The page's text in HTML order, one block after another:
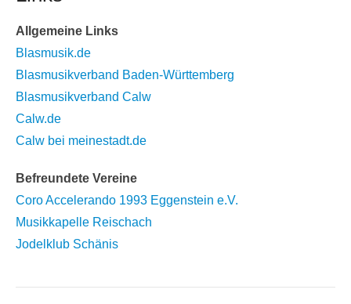
Allgemeine Links
Blasmusik.de
Blasmusikverband Baden-Württemberg
Blasmusikverband Calw
Calw.de
Calw bei meinestadt.de
Befreundete Vereine
Coro Accelerando 1993 Eggenstein e.V.
Musikkapelle Reischach
Jodelklub Schänis